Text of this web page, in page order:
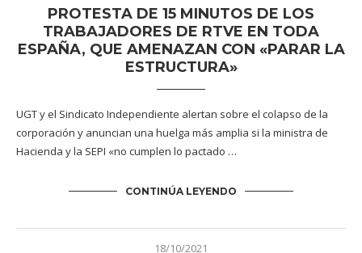
PROTESTA DE 15 MINUTOS DE LOS
TRABAJADORES DE RTVE EN TODA
ESPAÑA, QUE AMENAZAN CON «PARAR LA
ESTRUCTURA»
UGT y el Sindicato Independiente alertan sobre el colapso de la
corporación y anuncian una huelga más amplia si la ministra de
Hacienda y la SEPI «no cumplen lo pactado …
CONTINÚA LEYENDO
18/10/2021